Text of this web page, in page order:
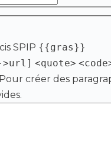
SPIP {{gras}}
>url] <quote>
créer des